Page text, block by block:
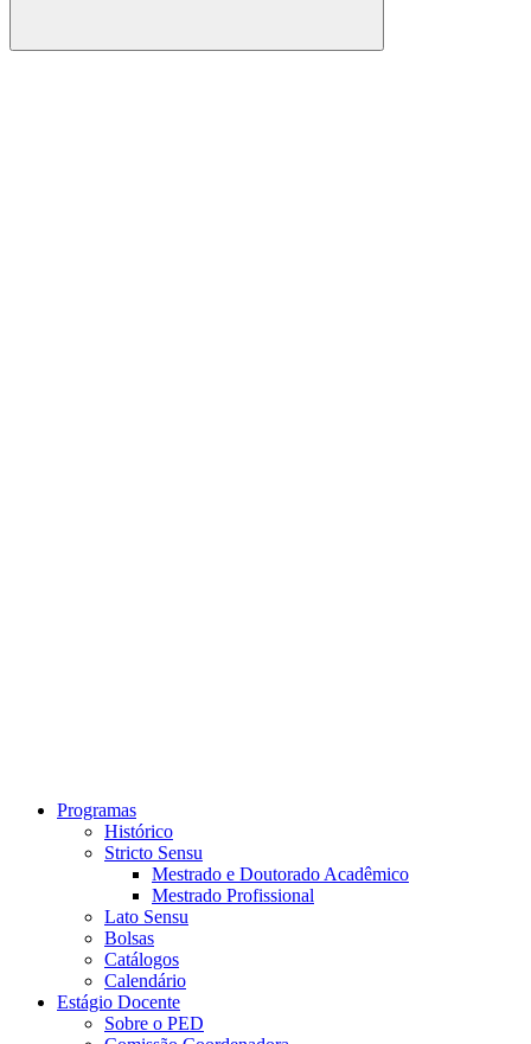
Buscar
Programas
Histórico
Stricto Sensu
Mestrado e Doutorado Acadêmico
Mestrado Profissional
Lato Sensu
Bolsas
Catálogos
Calendário
Estágio Docente
Sobre o PED